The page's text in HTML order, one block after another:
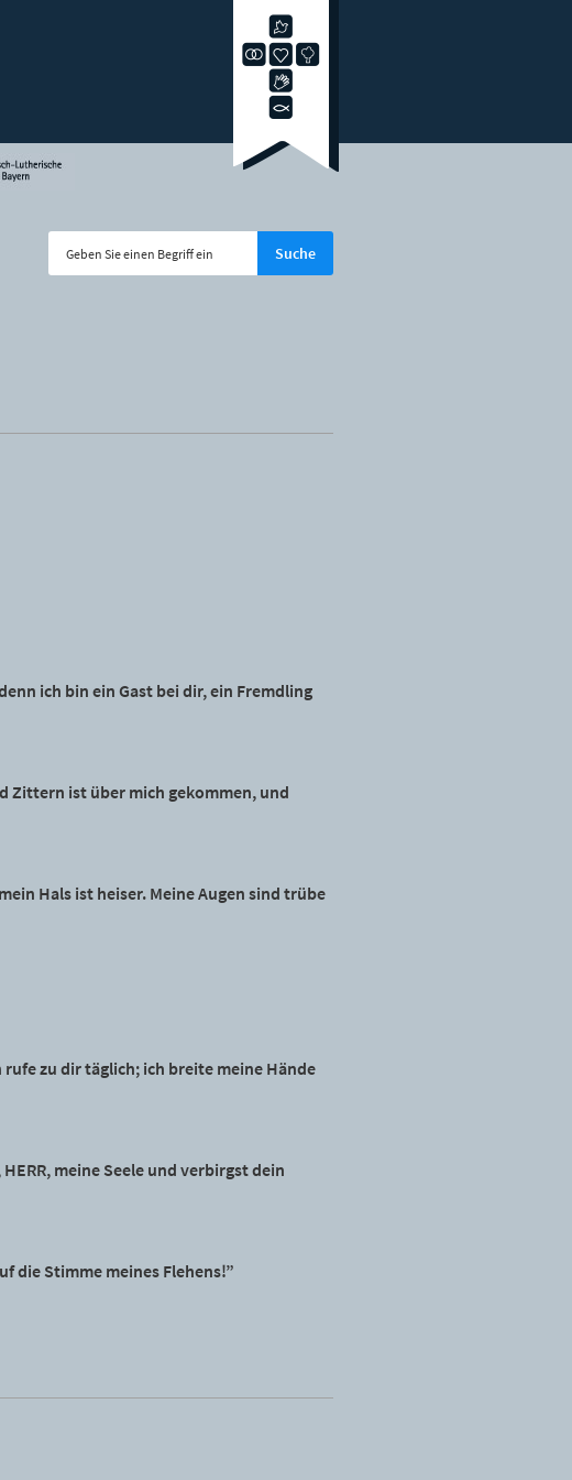
ich bin ein Gast bei dir, ein Fremdling
Zittern ist über mich gekommen, und
Hals ist heiser. Meine Augen sind trübe
rufe zu dir täglich; ich breite meine Hände
meine Seele und verbirgst dein
die Stimme meines Flehens!”